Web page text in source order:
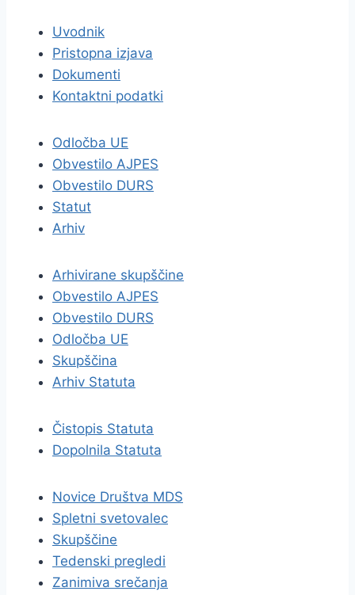
Uvodnik
Pristopna izjava
Dokumenti
Kontaktni podatki
Odločba UE
Obvestilo AJPES
Obvestilo DURS
Statut
Arhiv
Arhivirane skupščine
Obvestilo AJPES
Obvestilo DURS
Odločba UE
Skupščina
Arhiv Statuta
Čistopis Statuta
Dopolnila Statuta
Novice Društva MDS
Spletni svetovalec
Skupščine
Tedenski pregledi
Zanimiva srečanja